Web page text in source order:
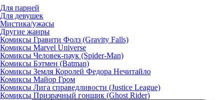
Для парней
Для девушек
Мистика/ужасы
Другие жанры
Комиксы Гравити Фолз (Gravity Falls)
Комиксы Marvel Universe
Комиксы Человек-паук (Spider-Man)
Комиксы Бэтмен (Batman)
Комиксы Земля Королей Федора Нечитайло
Комиксы Майор Гром
Комиксы Лига справедливости (Justice League)
Комиксы Призрачный гонщик (Ghost Rider)